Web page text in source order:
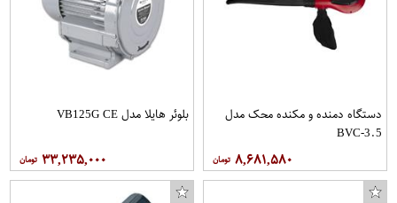
دستگاه دمنده و مکنده محک مدل
BVC-3.5
۸,۶۸۱,۵۸۰
بلوئر هایلا مدل VB125G CE
۳۳,۲۳۵,۰۰۰